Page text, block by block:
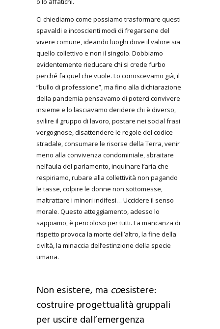
Ci chiediamo come possiamo trasformare questi
spavaldi e incoscienti modi di fregarsene del
vivere comune, ideando luoghi dove il valore sia
quello collettivo e non il singolo. Dobbiamo
evidentemente rieducare chi si crede furbo
perché fa quel che vuole. Lo conoscevamo già, il
“bullo di professione”, ma fino alla dichiarazione
della pandemia pensavamo di poterci convivere
insieme e lo lasciavamo deridere chi è diverso,
svilire il gruppo di lavoro, postare nei social frasi
vergognose, disattendere le regole del codice
stradale, consumare le risorse della Terra, venir
meno alla convivenza condominiale, sbraitare
nell’aula del parlamento, inquinare l’aria che
respiriamo, rubare alla collettività non pagando
le tasse, colpire le donne non sottomesse,
maltrattare i minori indifesi… Uccidere il senso
morale. Questo atteggiamento, adesso lo
sappiamo, è pericoloso per tutti. La mancanza di
rispetto provoca la morte dell’altro, la fine della
civiltà, la minaccia dell’estinzione della specie
umana.
Non esistere, ma coesistere:
costruire progettualità gruppali
per uscire dall’emergenza